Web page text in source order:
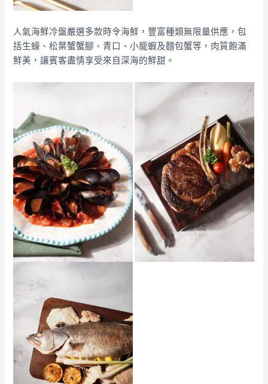
人氣海鮮冷盤嚴選多款時令海鮮，豐富種類無限量供應，包
括生蠔、松葉蟹蟹腳、青口、小龍蝦及麵包蟹等，肉質飽滿
鮮美，讓賓客盡情享受來自深海的鮮甜。